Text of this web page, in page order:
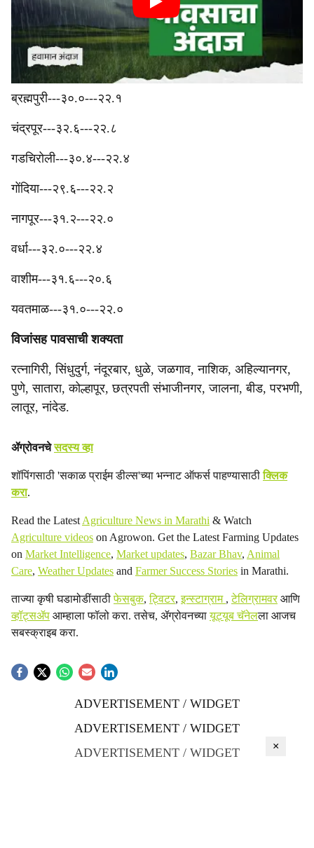
ब्रह्मपुरी---३०.०---२२.१
‎चंद्रपूर---३२.६---२२.८
‎गडचिरोली---३०.४---२२.४
‎गोंदिया---२९.६---२२.२
‎नागपूर---३१.२---२२.०
‎वर्धा---३२.०---२२.४
‎वाशीम---३१.६---२०.६
‎यवतमाळ---३१.०---२२.०
विजांसह पावसाची शक्यता
रत्नागिरी, सिंधुदुर्ग, नंदूरबार, धुळे, जळगाव, नाशिक, अहिल्यानगर,
पुणे, सातारा, कोल्हापूर, छत्रपती संभाजीनगर, जालना, बीड, परभणी,
लातूर, नांदेड.
ॲग्रोवनचेसदस्य व्हा
शॉपिंगसाठी 'सकाळ प्राईम डील्स'च्या भन्नाट ऑफर्स पाहण्यासाठीक्लिक
करा.
Read the Latest Agriculture News in Marathi & Watch
Agriculture videos on Agrowon. Get the Latest Farming Updates
on Market Intelligence, Market updates, Bazar Bhav, Animal
Care, Weather Updates and Farmer Success Stories in Marathi.
ताज्या कृषी घडामोडींसाठीफेसबुक,ट्विटर,इन्स्टाग्राम ,टेलिग्रामवरआणि
व्हॉट्सॲप आम्हाला फॉलो करा. तसेच, ॲग्रोवनच्यायूट्यूब चॅनेलला आजच
सबस्क्राइब करा.
ADVERTISEMENT / WIDGET
ADVERTISEMENT / WIDGET
ADVERTISEMENT / WIDGET
×